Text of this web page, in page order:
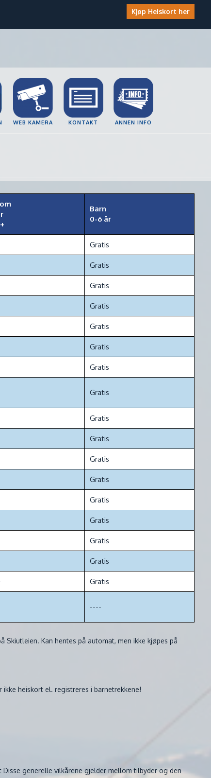
Kjøp Heiskort her
WEB KAMERA KONTAKT ANNEN INFO
Barn
0-6 år
Gratis
Gratis
Gratis
Gratis
Gratis
Gratis
Gratis
Gratis
Gratis
Gratis
Gratis
Gratis
Gratis
Gratis
Gratis
Gratis
Gratis
----
Kan hentes på automat, men ikke kjøpes på
heiskort el. registreres i barnetrekkene!
generelle vilkårene gjelder mellom tilbyder og den